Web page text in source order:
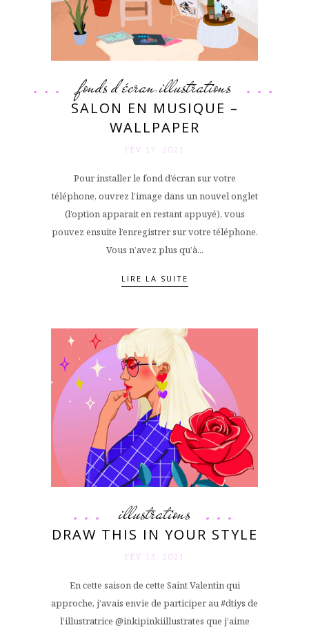
fonds d'écran,illustrations
SALON EN MUSIQUE –
WALLPAPER
FÉV 17. 2021
Pour installer le fond d’écran sur votre
téléphone, ouvrez l’image dans un nouvel onglet
(l’option apparait en restant appuyé), vous
pouvez ensuite l’enregistrer sur votre téléphone.
Vous n’avez plus qu’à...
LIRE LA SUITE
illustrations
DRAW THIS IN YOUR STYLE
FÉV 13. 2021
En cette saison de cette Saint Valentin qui
approche, j’avais envie de participer au #dtiys de
l’illustratrice @inkipinkiillustrates que j’aime